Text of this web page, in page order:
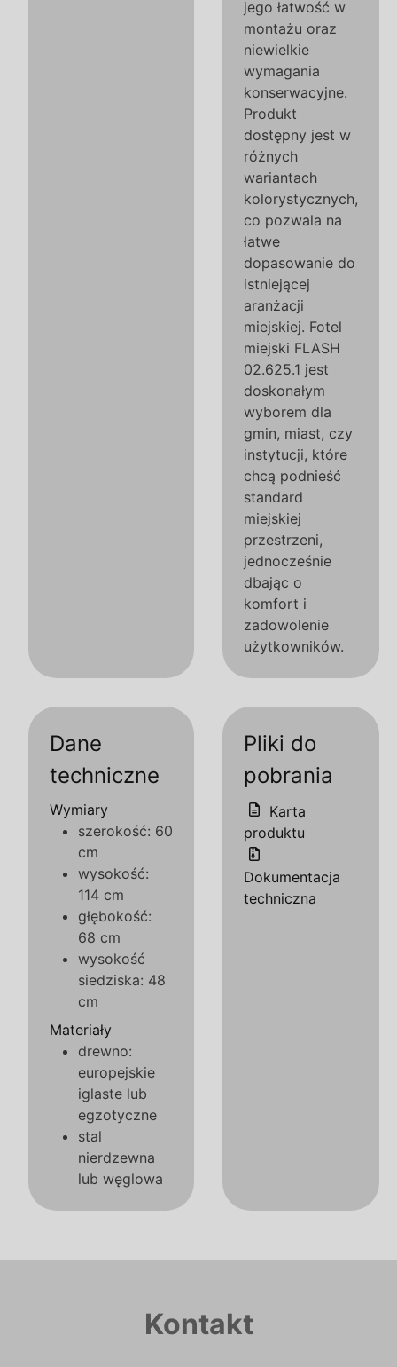
jego łatwość w
montażu oraz
niewielkie
wymagania
konserwacyjne.
Produkt
dostępny jest w
różnych
wariantach
kolorystycznych,
co pozwala na
łatwe
dopasowanie do
istniejącej
aranżacji
miejskiej. Fotel
miejski FLASH
02.625.1 jest
doskonałym
wyborem dla
gmin, miast, czy
instytucji, które
chcą podnieść
standard
miejskiej
przestrzeni,
jednocześnie
dbając o
komfort i
zadowolenie
użytkowników.
Dane
techniczne
Wymiary
szerokość: 60
cm
wysokość:
114 cm
głębokość:
68 cm
wysokość
siedziska: 48
cm
Materiały
drewno:
europejskie
iglaste lub
egzotyczne
stal
nierdzewna
lub węglowa
Pliki do
pobrania
Karta
produktu
Dokumentacja
techniczna
Kontakt